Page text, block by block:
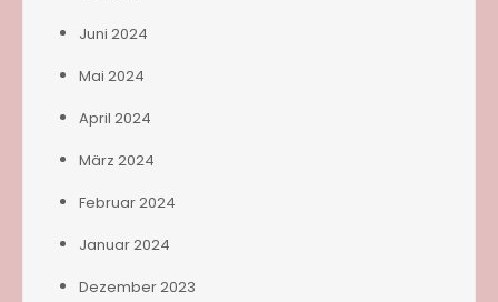
Juni 2024
Mai 2024
April 2024
März 2024
Februar 2024
Januar 2024
Dezember 2023